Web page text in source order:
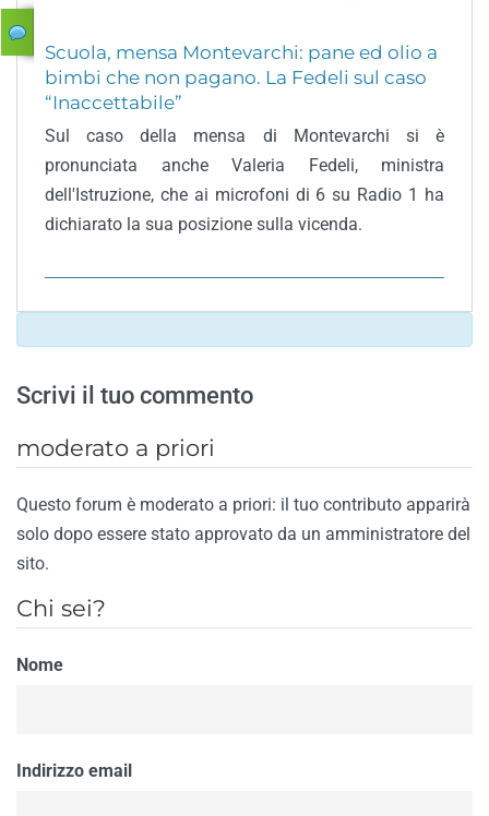
Scuola, mensa Montevarchi: pane ed olio a
bimbi che non pagano. La Fedeli sul caso
“Inaccettabile”
Sul caso della mensa di Montevarchi si è
pronunciata anche Valeria Fedeli, ministra
dell'Istruzione, che ai microfoni di 6 su Radio 1 ha
dichiarato la sua posizione sulla vicenda.
Scrivi il tuo commento
moderato a priori
Questo forum è moderato a priori: il tuo contributo apparirà
solo dopo essere stato approvato da un amministratore del
sito.
Chi sei?
Nome
Indirizzo email